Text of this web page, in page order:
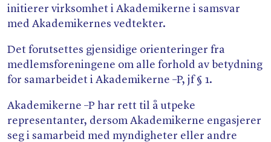
initierer virksomhet i Akademikerne i samsvar
med Akademikernes vedtekter.
Det forutsettes gjensidige orienteringer fra
medlemsforeningene om alle forhold av betydning
for samarbeidet i Akademikerne –P, jf § 1.
Akademikerne –P har rett til å utpeke
representanter, dersom Akademikerne engasjerer
seg i samarbeid med myndigheter eller andre